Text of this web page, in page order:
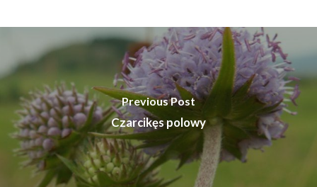
Previous Post
Czarcikęs polowy